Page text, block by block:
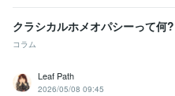
クラシカルホメオパシーって何?
コラム
Leaf Path
2026/05/08 09:45